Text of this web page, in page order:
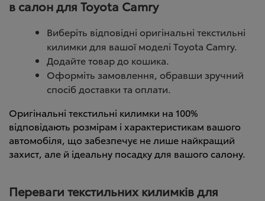
в салон для Toyota Camry
Виберіть відповідні оригінальні текстильні
килимки для вашої моделі Toyota Camry.
Додайте товар до кошика.
Оформіть замовлення, обравши зручний
спосіб доставки та оплати.
Оригінальні текстильні килимки на 100%
відповідають розмірам і характеристикам вашого
автомобіля, що забезпечує не лише найкращий
захист, але й ідеальну посадку для вашого салону.
Переваги текстильних килимків для